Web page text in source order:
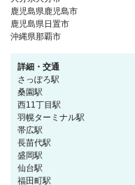
鹿児島県鹿児島市
鹿児島県日置市
沖縄県那覇市
詳細・交通
さっぽろ駅
桑園駅
西11丁目駅
羽幌ターミナル駅
帯広駅
長苗代駅
盛岡駅
仙台駅
福田町駅